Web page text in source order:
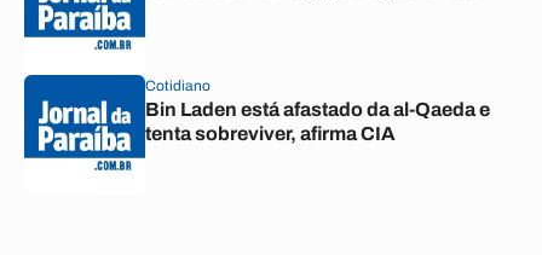
Cotidiano
Bin Laden está afastado da al-Qaeda e
tenta sobreviver, afirma CIA